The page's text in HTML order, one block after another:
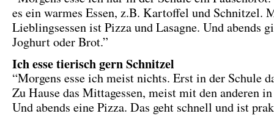
es ein warmes Essen, z.B. Kartoffel und Schnitzel.
Lieblingsessen ist Pizza und Lasagne. Und abends
Joghurt oder Brot.”
Ich esse tierisch gern Schnitzel
“Morgens esse ich meist nichts. Erst in der Schule
Zu Hause das Mittagessen, meist mit den anderen
Und abends eine Pizza. Das geht schnell und ist